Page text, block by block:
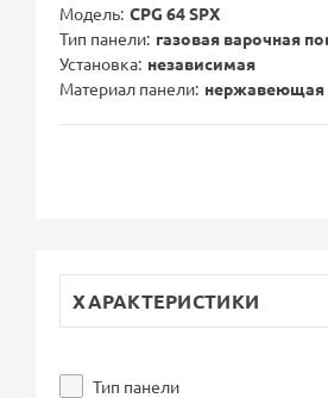
Модель CPG 64 SPX
Тип панели газовая варочная
Установка независимая
Материал панели нержавеющая
ХАРАКТЕРИСТИКИ
Тип панели